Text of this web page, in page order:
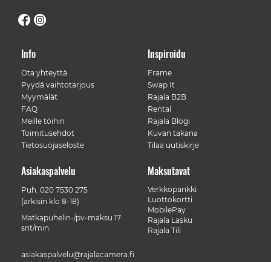
Info
Ota yhteyttä
Pyydä vaihtotarjous
Myymälät
FAQ
Meille töihin
Toimitusehdot
Tietosuojaseloste
Inspiroidu
Frame
Swap It
Rajala B2B
Rental
Rajala Blogi
Kuvan takana
Tilaa uutiskirje
Maksutavat
Verkkopankki
Luottokortti
MobilePay
Rajala Lasku
Rajala Tili
Asiakaspalvelu
Puh. 020 7530 275
(arkisin klo 8-18)
Matkapuhelin-/pv-maksu 17
snt/min.
asiakaspalvelu@rajalacamera.fi